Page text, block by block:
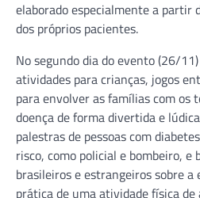
elaborado especialmente a partir
dos próprios pacientes.
No segundo dia do evento (26/
atividades para crianças, jogos
para envolver as famílias com os
doença de forma divertida e
palestras de pessoas com
risco, como policial e bombeiro,
brasileiros e estrangeiros sobre a
prática de uma atividade física